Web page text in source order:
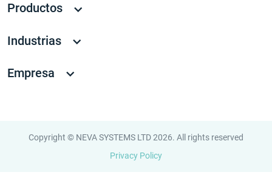
Productos
Industrias
Empresa
Copyright © NEVA SYSTEMS LTD 2026. All rights reserved
Privacy Policy